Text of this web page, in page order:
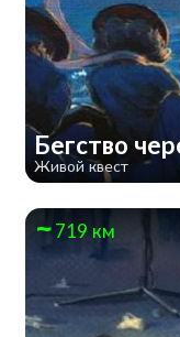
Бегство
Живой квест
719 км